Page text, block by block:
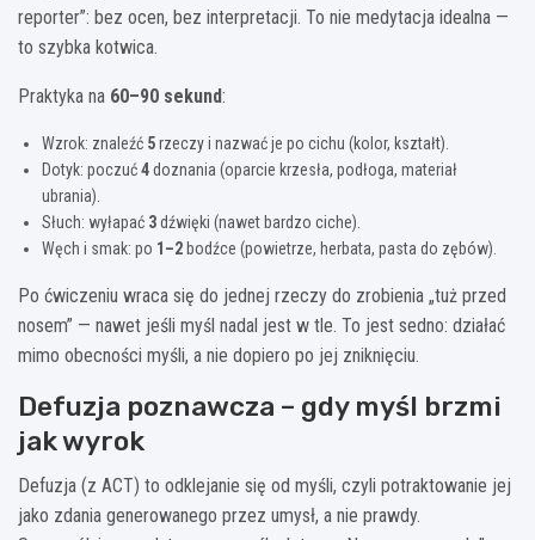
reporter”: bez ocen, bez interpretacji. To nie medytacja idealna —
to szybka kotwica.
Praktyka na 60–90 sekund:
Wzrok: znaleźć 5rzeczy i nazwać je po cichu (kolor, kształt).
Dotyk: poczuć4doznania (oparcie krzesła, podłoga, materiał
ubrania).
Słuch: wyłapać 3dźwięki (nawet bardzo ciche).
Węch i smak: po 1–2 bodźce (powietrze, herbata, pasta do zębów).
Po ćwiczeniu wraca się do jednej rzeczy do zrobienia „tuż przed
nosem” — nawet jeśli myśl nadal jest w tle. To jest sedno: działać
mimo obecności myśli, a nie dopiero po jej zniknięciu.
Defuzja poznawcza – gdy myśl brzmi
jak wyrok
Defuzja (z ACT) to odklejanie się od myśli, czyli potraktowanie jej
jako zdania generowanego przez umysł, a nie prawdy.